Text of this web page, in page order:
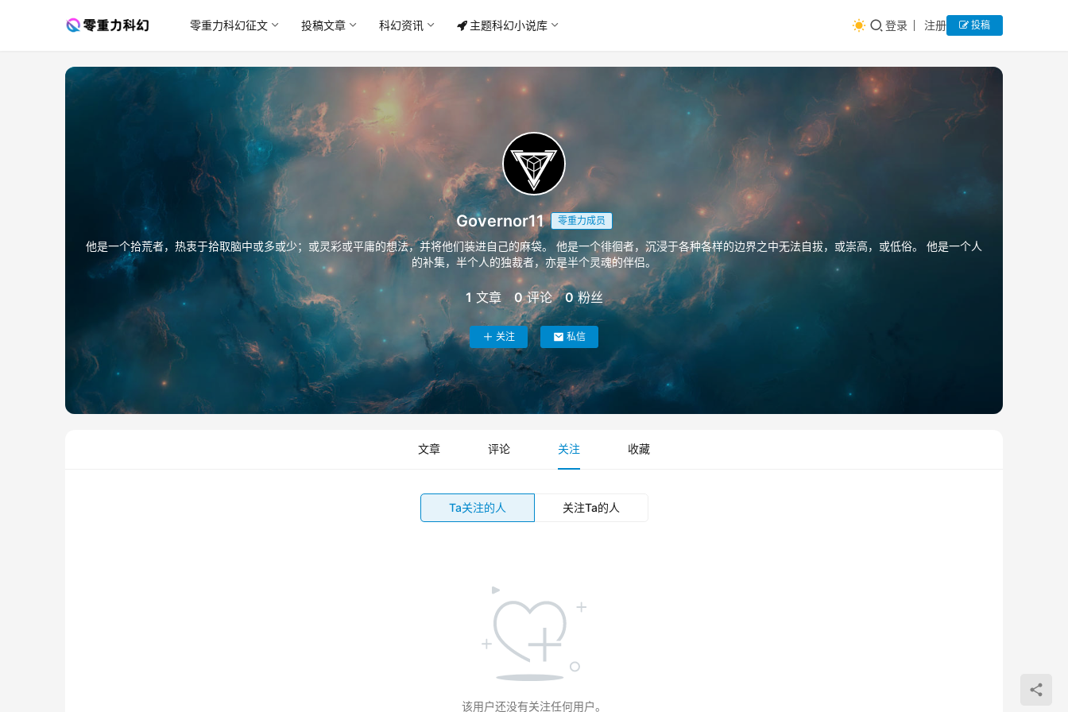
零重力科幻征文 投稿文章 科幻资讯 主题科幻小说库 登录 注册 投稿
Governor11 零重力成员
他是一个拾荒者，热衷于拾取脑中或多或少；或灵彩或平庸的想法，并将他们装进自己的麻袋。 他是一个徘徊者，沉浸于各种各样的边界之中无法自拔，或崇高，或低俗。 他是一个人
的补集，半个人的独裁者，亦是半个灵魂的伴侣。
1 文章 0 评论 0 粉丝
关注 私信
文章 评论 关注 收藏
Ta关注的人 关注Ta的人
该用户还没有关注任何用户。